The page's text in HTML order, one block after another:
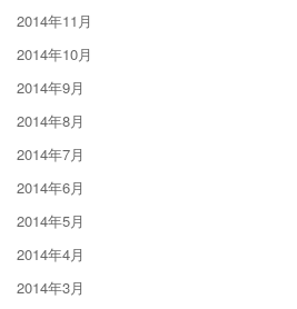
2014年11月
2014年10月
2014年9月
2014年8月
2014年7月
2014年6月
2014年5月
2014年4月
2014年3月